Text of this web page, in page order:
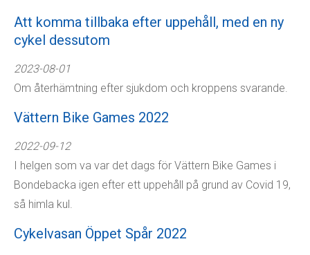
Att komma tillbaka efter uppehåll, med en ny
cykel dessutom
2023-08-01
Om återhämtning efter sjukdom och kroppens svarande.
Vättern Bike Games 2022
2022-09-12
I helgen som va var det dags för Vättern Bike Games i
Bondebacka igen efter ett uppehåll på grund av Covid 19,
så himla kul.
Cykelvasan Öppet Spår 2022